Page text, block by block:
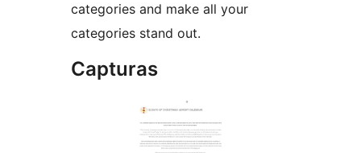
categories and make all your
categories stand out.
Capturas